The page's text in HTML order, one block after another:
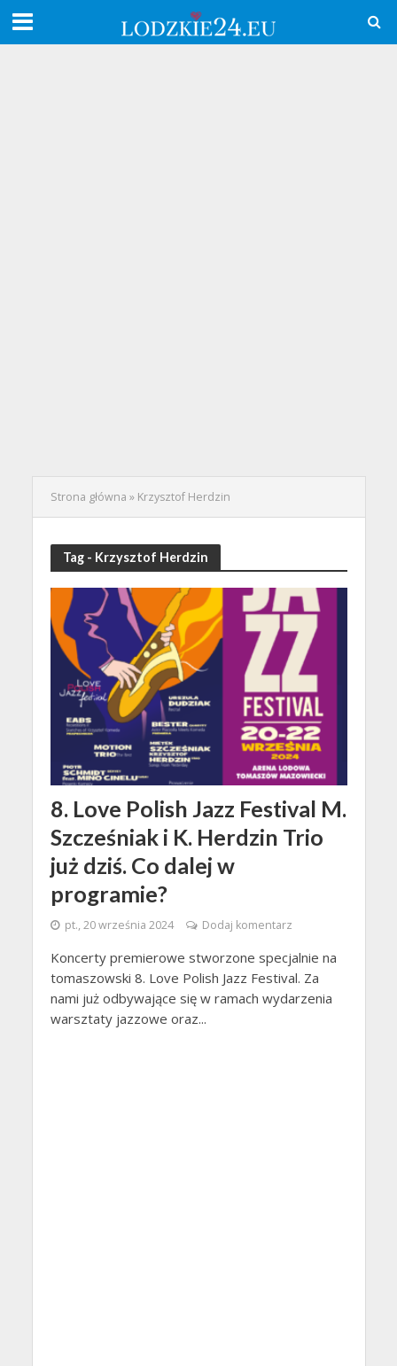
Strona główna » Krzysztof Herdzin
Tag - Krzysztof Herdzin
8. Love Polish Jazz Festival M.
Szcześniak i K. Herdzin Trio
już dziś. Co dalej w
programie?
pt., 20 września 2024 Dodaj komentarz
Koncerty premierowe stworzone specjalnie na
tomaszowski 8. Love Polish Jazz Festival. Za
nami już odbywające się w ramach wydarzenia
warsztaty jazzowe oraz...